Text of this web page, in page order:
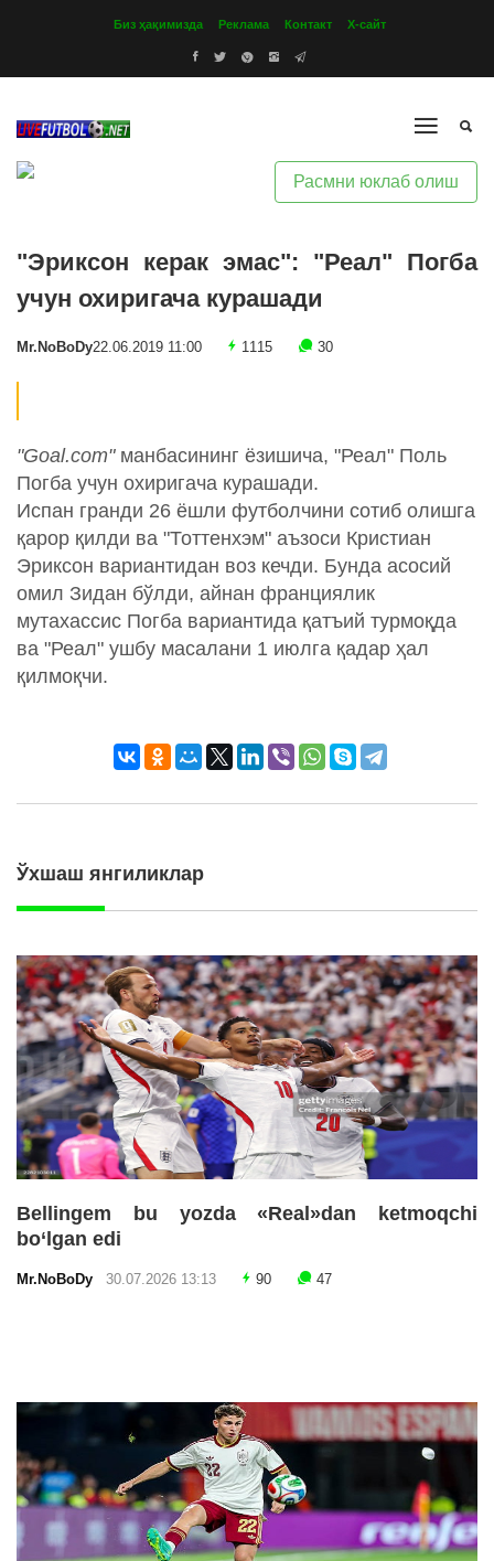
Биз ҳақимизда Реклама Контакт Х-сайт
Расмни юклаб олиш
"Эриксон керак эмас": "Реал" Погба
учун охиригача курашади
Mr.NoBoDy22.06.2019 11:00 1115 30
"Goal.com"манбасининг ёзишича, "Реал" Поль
Погба учун охиригача курашади.
Испан гранди 26 ёшли футболчини сотиб олишга
қарор қилди ва "Тоттенхэм" аъзоси Кристиан
Эриксон вариантидан воз кечди. Бунда асосий
омил Зидан бўлди, айнан франциялик
мутахассис Погба вариантида қатъий турмоқда
ва "Реал" ушбу масалани 1 июлга қадар ҳал
қилмоқчи.
Ўхшаш янгиликлар
Bellingem bu yozda «Real»dan ketmoqchi
bo‘lgan edi
Mr.NoBoDy 30.07.2026 13:13 90 47